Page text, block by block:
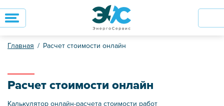
Главная Расчет стоимости онлайн
Расчет стоимости онлайн
Калькулятор онлайн-расчета стоимости работ